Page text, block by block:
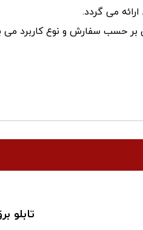
می گردد.
بر حسب سفارش و نوع کاربرد می
تابلو